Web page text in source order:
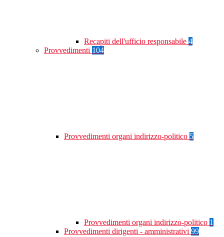
Recapiti dell'ufficio responsabile 4
Provvedimenti 104
Provvedimenti organi indirizzo-politico 5
Provvedimenti organi indirizzo-politico 1
Provvedimenti dirigenti - amministrativi 99